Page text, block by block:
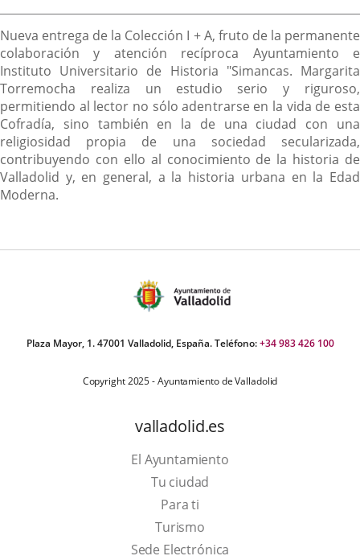
Descripción
Nueva entrega de la Colección I + A, fruto de la permanente
colaboración y atención recíproca Ayuntamiento e
Instituto Universitario de Historia "Simancas. Margarita
Torremocha realiza un estudio serio y riguroso,
permitiendo al lector no sólo adentrarse en la vida de esta
Cofradía, sino también en la de una ciudad con una
religiosidad propia de una sociedad secularizada,
contribuyendo con ello al conocimiento de la historia de
Valladolid y, en general, a la historia urbana en la Edad
Moderna.
Plaza Mayor, 1. 47001 Valladolid, España. Teléfono:+34 983 426 100
Copyright 2025 - Ayuntamiento de Valladolid
valladolid.es
El Ayuntamiento
Tu ciudad
Para ti
TurismoThis
link
Sede Electrónica